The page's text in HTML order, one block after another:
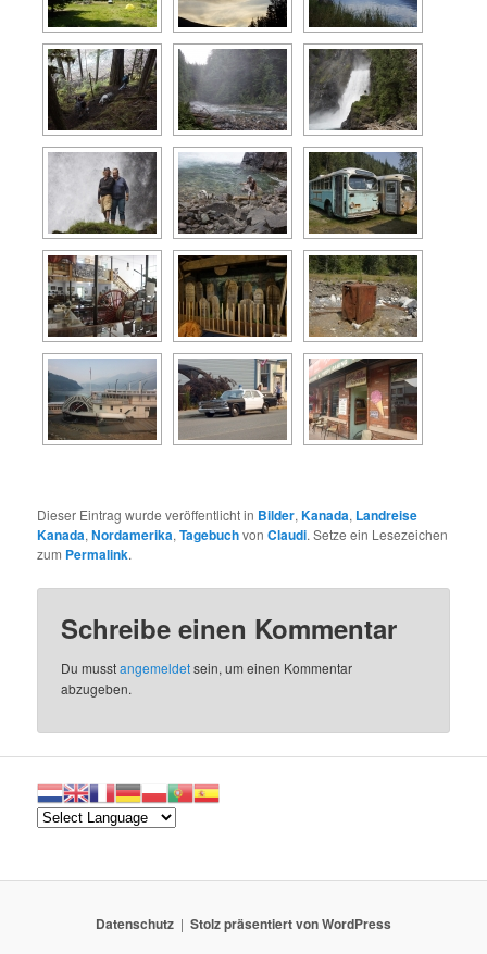
Dieser Eintrag wurde veröffentlicht in Bilder,Kanada, Landreise
Kanada,Nordamerika,TagebuchvonClaudi. Setze ein Lesezeichen
zum Permalink.
Schreibe einen Kommentar
Du musstangemeldetsein, um einen Kommentar
abzugeben.
Datenschutz Stolz präsentiert von WordPress